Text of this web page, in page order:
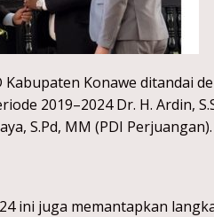
Kabupaten Konawe ditandai
2019–2024 Dr. H. Ardin,
S.Pd, MM (PDI Perjuangan).
ini juga memantapkan